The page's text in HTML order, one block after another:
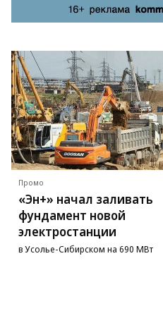
Промо
«Эн+» начал заливать
фундамент новой
электростанции
в Усолье-Сибирском на 690 МВт